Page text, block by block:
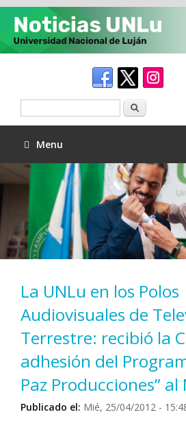
Menu
La UNLu en los Polos
Audiovisuales de
Terrestre: recibió la
adhesión del
Paz Producciones”
Publicado el: Mié, 25/04/2012 -